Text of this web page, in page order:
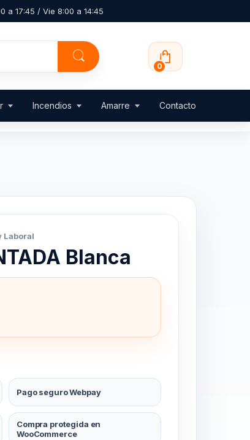
a 17:45 / Vie 8:00 a 14:45
0
Incendios Amarre Contacto
Laboral
Blanca
Pago seguro Webpay
Compra protegida en
WooCommerce